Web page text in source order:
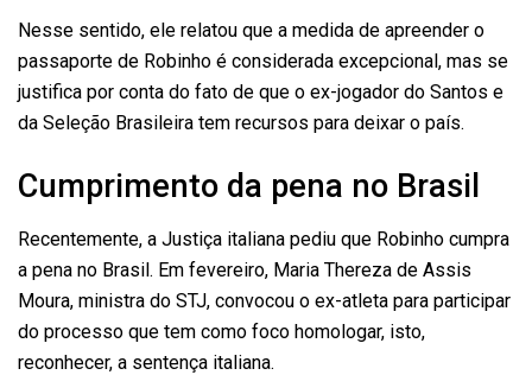
Nesse sentido, ele relatou que a medida de apreender o
passaporte de Robinho é considerada excepcional, mas se
justifica por conta do fato de que o ex-jogador do Santos e
da Seleção Brasileira tem recursos para deixar o país.
Cumprimento da pena no Brasil
Recentemente, a Justiça italiana pediu que Robinho cumpra
a pena no Brasil. Em fevereiro, Maria Thereza de Assis
Moura, ministra do STJ, convocou o ex-atleta para participar
do processo que tem como foco homologar, isto,
reconhecer, a sentença italiana.